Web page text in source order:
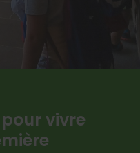
vivre